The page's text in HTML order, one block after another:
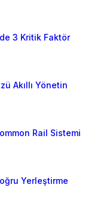
3 Kritik Faktör
Akıllı Yönetin
Rail Sistemi
Yerleştirme